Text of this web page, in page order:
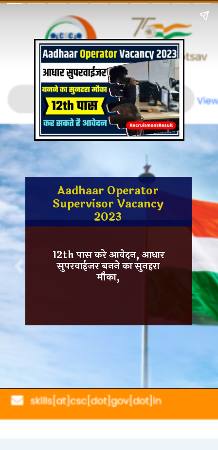
Aadhaar Operator
Supervisor Vacancy
2023
12th पास करे आवेदन, आधार
सुपरवाईजर बनने का सुनहरा
मौका,